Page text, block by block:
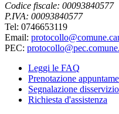
Codice fiscale: 00093840577
P.IVA: 00093840577
Tel: 0746653119
Email:
PEC:
Leggi le FAQ
Prenotazione
Segnalazione disservizio
Richiesta d'assistenza